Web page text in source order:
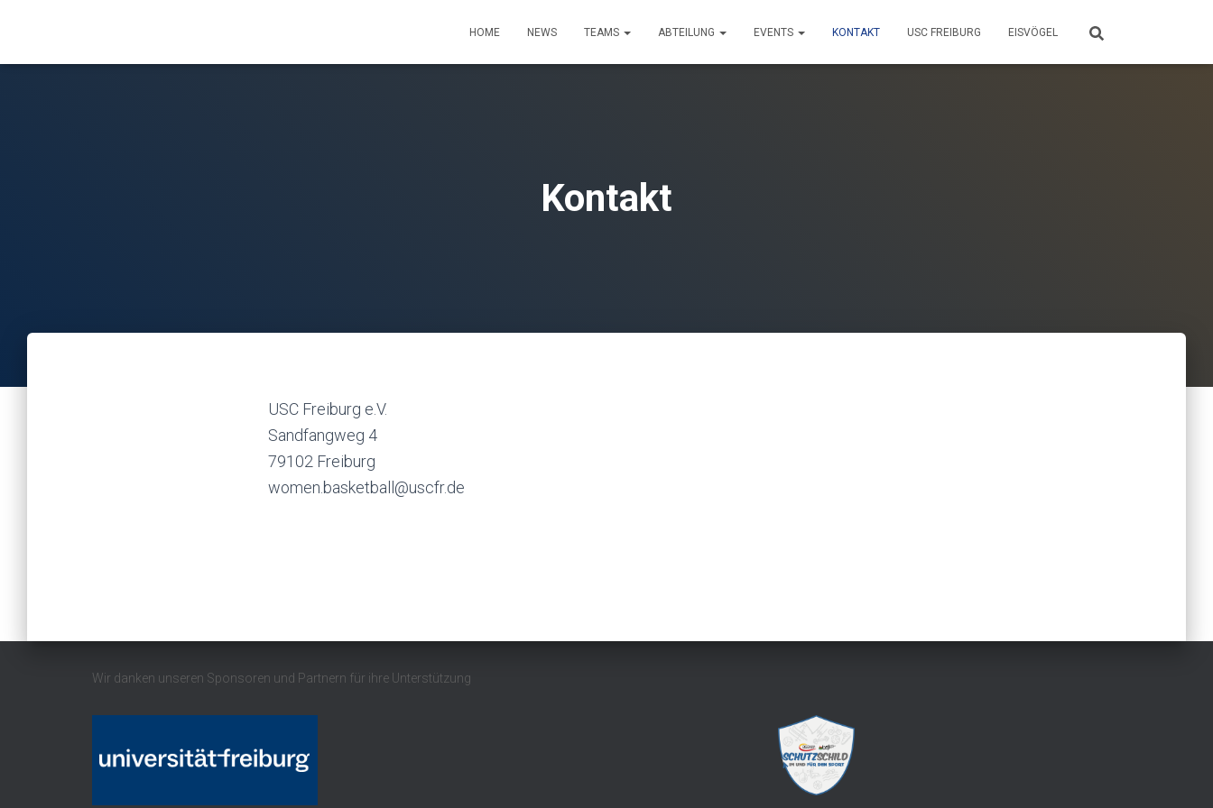
HOME NEWS TEAMS ABTEILUNG EVENTS KONTAKT USC FREIBURG EISVÖGEL
Kontakt
USC Freiburg e.V.
Sandfangweg 4
79102 Freiburg
women.basketball@uscfr.de
Wir danken unseren Sponsoren und Partnern für ihre Unterstützung